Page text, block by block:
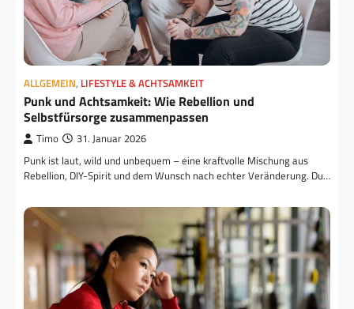
ALLGEMEIN, LIFESTYLE & ACHTSAMKEIT
Punk und Achtsamkeit: Wie Rebellion und
Selbstfürsorge zusammenpassen
Timo 31. Januar 2026
Punk ist laut, wild und unbequem – eine kraftvolle Mischung aus
Rebellion, DIY-Spirit und dem Wunsch nach echter Veränderung. Du…